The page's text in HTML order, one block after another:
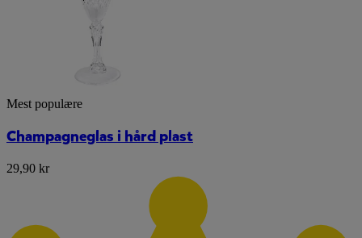
Mest populære
Champagneglas i hård plast
29,90 kr